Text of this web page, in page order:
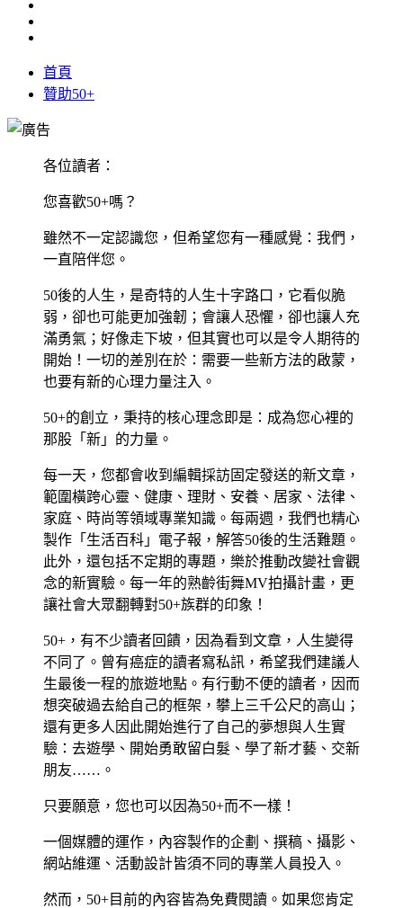
首頁
贊助50+
各位讀者：
您喜歡50+嗎？
雖然不一定認識您，但希望您有一種感覺：我們，
一直陪伴您。
50後的人生，是奇特的人生十字路口，它看似脆
弱，卻也可能更加強韌；會讓人恐懼，卻也讓人充
滿勇氣；好像走下坡，但其實也可以是令人期待的
開始！一切的差別在於：需要一些新方法的啟蒙，
也要有新的心理力量注入。
50+的創立，秉持的核心理念即是：成為您心裡的
那股「新」的力量。
每一天，您都會收到編輯採訪固定發送的新文章，
範圍橫跨心靈、健康、理財、安養、居家、法律、
家庭、時尚等領域專業知識。每兩週，我們也精心
製作「生活百科」電子報，解答50後的生活難題。
此外，還包括不定期的專題，樂於推動改變社會觀
念的新實驗。每一年的熟齡街舞MV拍攝計畫，更
讓社會大眾翻轉對50+族群的印象！
50+，有不少讀者回饋，因為看到文章，人生變得
不同了。曾有癌症的讀者寫私訊，希望我們建議人
生最後一程的旅遊地點。有行動不便的讀者，因而
想突破過去給自己的框架，攀上三千公尺的高山；
還有更多人因此開始進行了自己的夢想與人生實
驗：去遊學、開始勇敢留白髮、學了新才藝、交新
朋友……。
只要願意，您也可以因為50+而不一樣！
一個媒體的運作，內容製作的企劃、撰稿、攝影、
網站維運、活動設計皆須不同的專業人員投入。
然而，50+目前的內容皆為免費閱讀。如果您肯定